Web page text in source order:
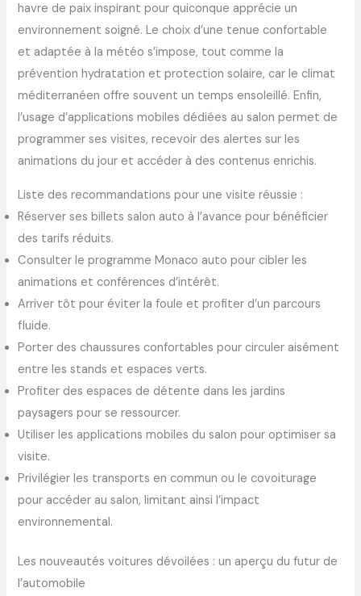
havre de paix inspirant pour quiconque apprécie un
environnement soigné. Le choix d’une tenue confortable
et adaptée à la météo s’impose, tout comme la
prévention hydratation et protection solaire, car le climat
méditerranéen offre souvent un temps ensoleillé. Enfin,
l’usage d’applications mobiles dédiées au salon permet de
programmer ses visites, recevoir des alertes sur les
animations du jour et accéder à des contenus enrichis.
Liste des recommandations pour une visite réussie :
Réserver ses billets salon auto à l’avance pour bénéficier
des tarifs réduits.
Consulter le programme Monaco auto pour cibler les
animations et conférences d’intérêt.
Arriver tôt pour éviter la foule et profiter d’un parcours
fluide.
Porter des chaussures confortables pour circuler aisément
entre les stands et espaces verts.
Profiter des espaces de détente dans les jardins
paysagers pour se ressourcer.
Utiliser les applications mobiles du salon pour optimiser sa
visite.
Privilégier les transports en commun ou le covoiturage
pour accéder au salon, limitant ainsi l’impact
environnemental.
Les nouveautés voitures dévoilées : un aperçu du futur de
l’automobile